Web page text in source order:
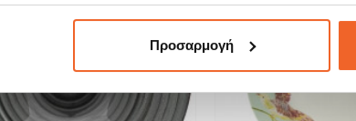
Προσαρμογή